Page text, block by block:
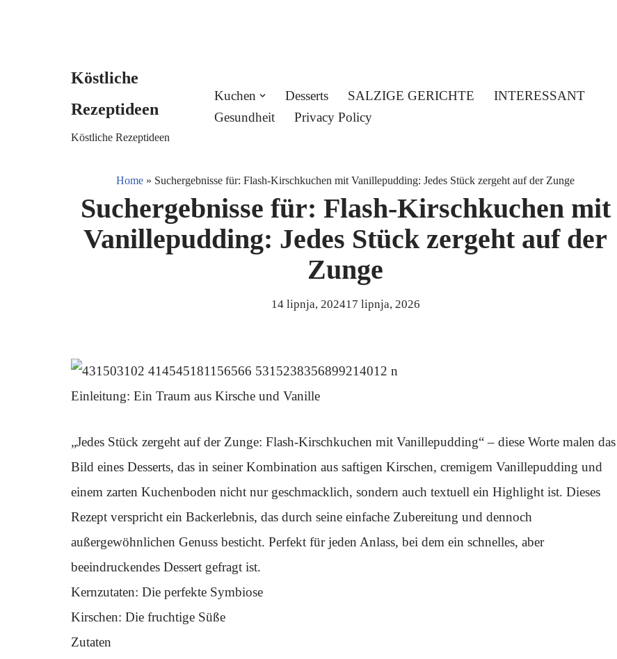
Köstliche
Rezeptideen
Köstliche Rezeptideen
Kuchen Desserts SALZIGE GERICHTE
INTERESSANT
Gesundheit
Privacy Policy
Home » Suchergebnisse für: Flash-Kirschkuchen mit Vanillepudding: Jedes Stück zergeht auf der Zunge
Suchergebnisse für: Flash-Kirschkuchen mit
Vanillepudding: Jedes Stück zergeht auf der
Zunge
14 lipnja, 202417 lipnja, 2026
Einleitung: Ein Traum aus Kirsche und Vanille
„Jedes Stück zergeht auf der Zunge: Flash-Kirschkuchen mit Vanillepudding“ – diese Worte malen das
Bild eines Desserts, das in seiner Kombination aus saftigen Kirschen, cremigem Vanillepudding und
einem zarten Kuchenboden nicht nur geschmacklich, sondern auch textuell ein Highlight ist. Dieses
Rezept verspricht ein Backerlebnis, das durch seine einfache Zubereitung und dennoch
außergewöhnlichen Genuss besticht. Perfekt für jeden Anlass, bei dem ein schnelles, aber
beeindruckendes Dessert gefragt ist.
Kernzutaten: Die perfekte Symbiose
Kirschen: Die fruchtige Süße
Zutaten